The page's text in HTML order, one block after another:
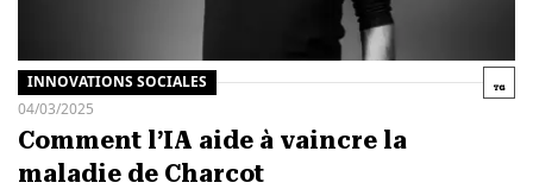
INNOVATIONS SOCIALES
04/03/2025
Comment l’IA aide à vaincre la
maladie de Charcot